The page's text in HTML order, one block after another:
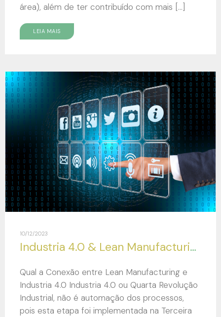
área), além de ter contribuído com mais […]
LEIA MAIS
10/12/2023
Industria 4.0 & Lean Manufacturing
Qual a Conexão entre Lean Manufacturing e
Industria 4.0 Industria 4.0 ou Quarta Revolução
Industrial, não é automação dos processos,
pois esta etapa foi implementada na Terceira